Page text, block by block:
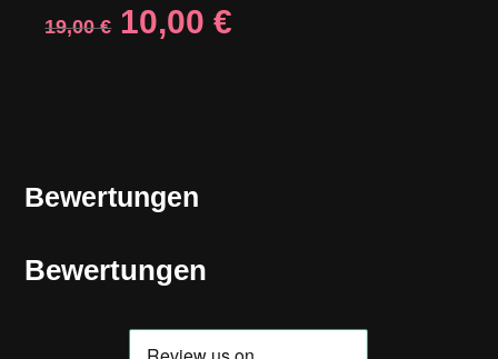
19,00€ Ursprünglicher
Preis
10,00€
Bewertungen
Bewertungen